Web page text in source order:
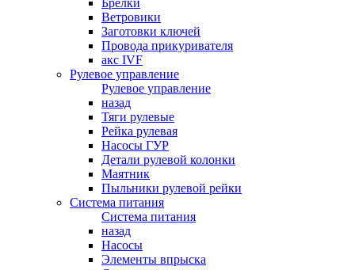
Брелки
Ветровики
Заготовки ключей
Провода прикуривателя
акс IVF
Рулевое управление
Рулевое управление
назад
Тяги рулевые
Рейка рулевая
Насосы ГУР
Детали рулевой колонки
Маятник
Пыльники рулевой рейки
Система питания
Система питания
назад
Насосы
Элементы впрыска